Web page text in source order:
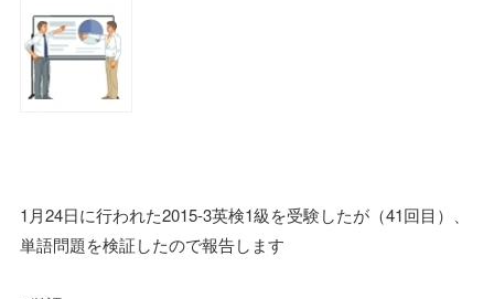
1月24日に行われた2015-3英検1級を受験したが（41回目）、
単語問題を検証したので報告します